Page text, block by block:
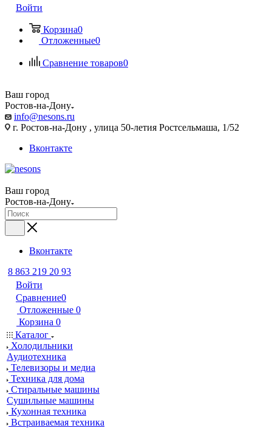
Войти
Корзина0
Отложенные0
Сравнение товаров0
Ваш город
Ростов-на-Дону
info@nesons.ru
г. Ростов-на-Дону , улица 50-летия Ростсельмаша, 1/52
Вконтакте
Ваш город
Ростов-на-Дону
Вконтакте
8 863 219 20 93
Войти
Сравнение0
Отложенные 0
Корзина 0
Каталог
Холодильники
Аудиотехника
Телевизоры и медиа
Техника для дома
Стиральные машины
Сушильные машины
Кухонная техника
Встраиваемая техника